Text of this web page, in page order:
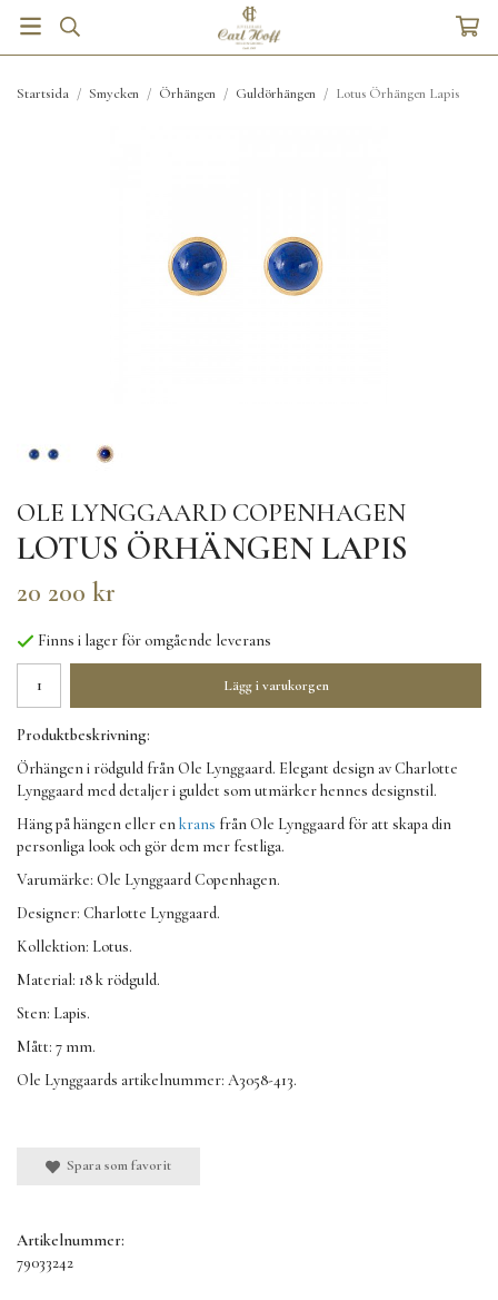
Startsida / Smycken / Örhängen / Guldörhängen / Lotus Örhängen Lapis
OLE LYNGGAARD COPENHAGEN
LOTUS ÖRHÄNGEN LAPIS
20 200 kr
Finns i lager för omgående leverans
Lägg i varukorgen
Produktbeskrivning:
Örhängen i rödguld från Ole Lynggaard. Elegant design av Charlotte
Lynggaard med detaljer i guldet som utmärker hennes designstil.
Häng på hängen eller enkrans från Ole Lynggaard för att skapa din
personliga look och gör dem mer festliga.
Varumärke: Ole Lynggaard Copenhagen.
Designer: Charlotte Lynggaard.
Kollektion: Lotus.
Material: 18 k rödguld.
Sten: Lapis.
Mått: 7 mm.
Ole Lynggaards artikelnummer: A3058-413.
Spara som favorit
Artikelnummer:
79033242